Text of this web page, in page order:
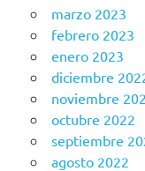
marzo 2023
febrero 2023
enero 2023
diciembre
noviembre
octubre 2022
septiembre
agosto 2022